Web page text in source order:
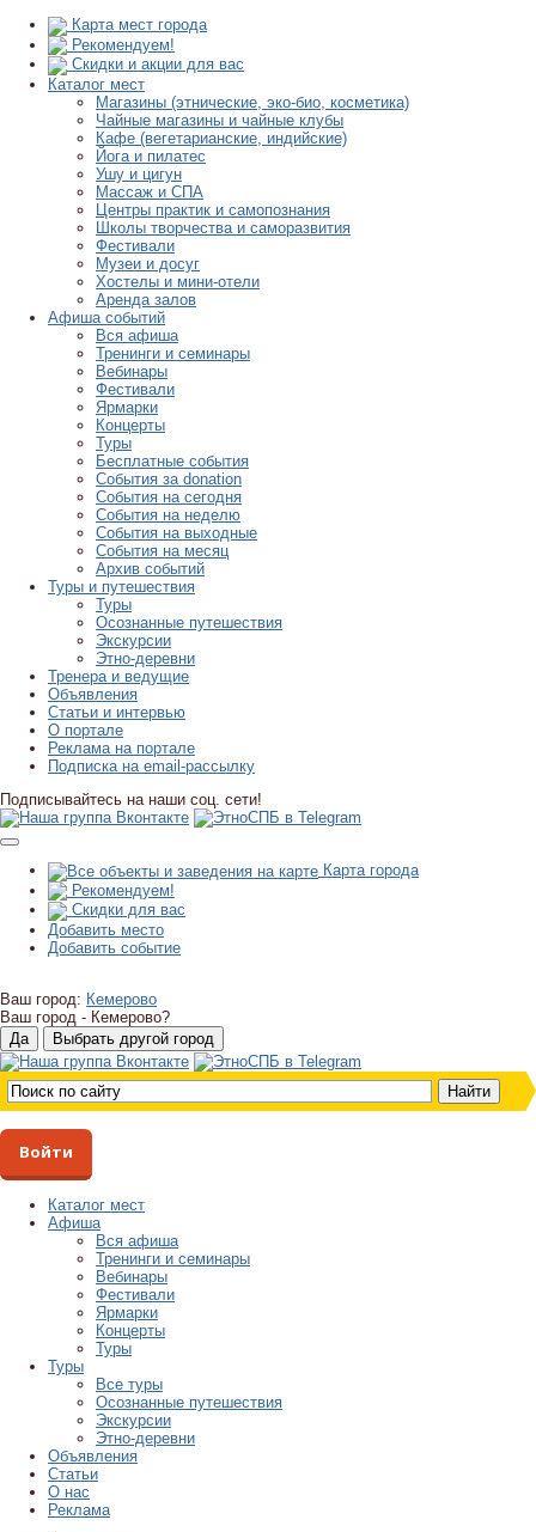
Карта мест города
Рекомендуем!
Скидки и акции для вас
Каталог мест
Магазины (этнические, эко-био, косметика)
Чайные магазины и чайные клубы
Кафе (вегетарианские, индийские)
Йога и пилатес
Ушу и цигун
Массаж и СПА
Центры практик и самопознания
Школы творчества и саморазвития
Фестивали
Музеи и досуг
Хостелы и мини-отели
Аренда залов
Афиша событий
Вся афиша
Тренинги и семинары
Вебинары
Фестивали
Ярмарки
Концерты
Туры
Бесплатные события
События за donation
События на сегодня
События на неделю
События на выходные
События на месяц
Архив событий
Туры и путешествия
Туры
Осознанные путешествия
Экскурсии
Этно-деревни
Тренера и ведущие
Объявления
Статьи и интервью
О портале
Реклама на портале
Подписка на email-рассылку
Подписывайтесь на наши соц. сети!
Карта города
Рекомендуем!
Скидки для вас
Добавить место
Добавить событие
Ваш город: Кемерово
Ваш город - Кемерово?
Войти
Каталог мест
Афиша
Вся афиша
Тренинги и семинары
Вебинары
Фестивали
Ярмарки
Концерты
Туры
Туры
Все туры
Осознанные путешествия
Экскурсии
Этно-деревни
Объявления
Статьи
О нас
Реклама